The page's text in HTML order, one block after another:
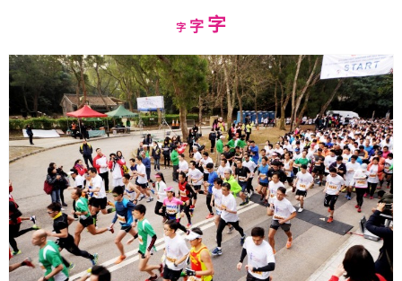
字Decrease
size.
字Reset
size.
字Increase
size.